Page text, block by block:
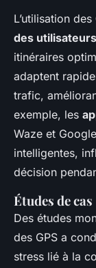
L’utilisation des
des utilisateurs
itinéraires
adaptent
trafic,
exemple, les
Waze et
intelligentes,
décision
Études de cas
Des études
des GPS a
stress lié à la